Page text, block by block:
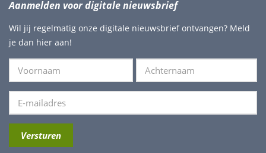
Aanmelden voor digitale nieuwsbrief
Wil jij regelmatig onze digitale nieuwsbrief ontvangen? Meld
je dan hier aan!